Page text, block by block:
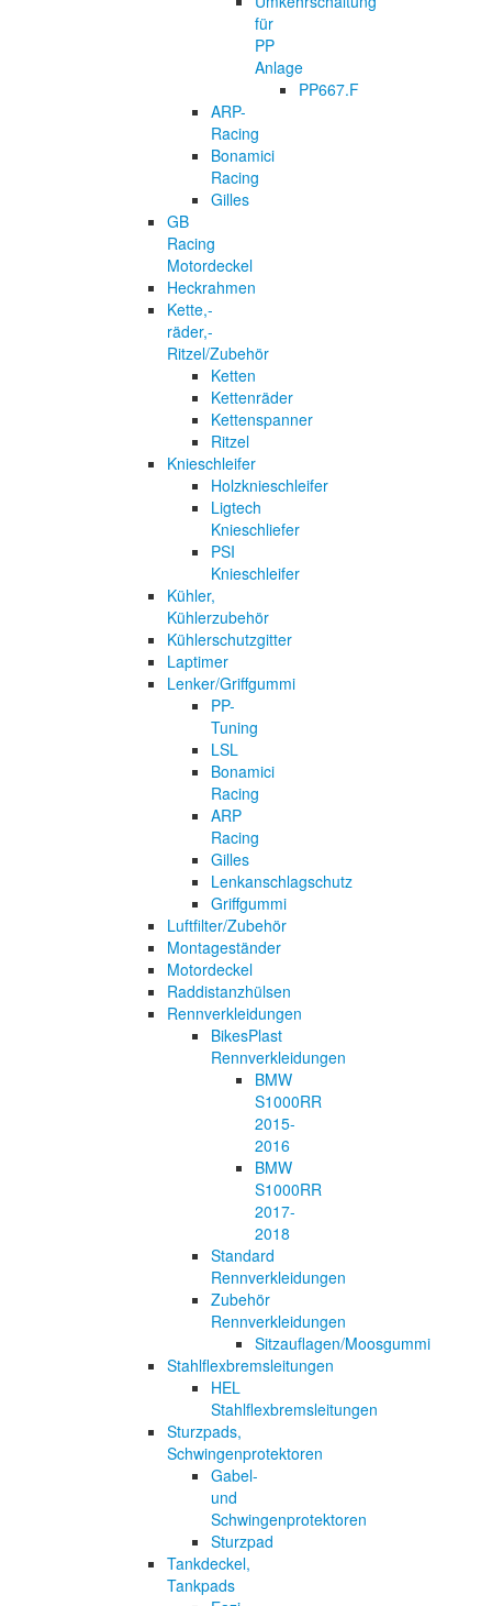
für
PP
Anlage
PP667.F
ARP-
Racing
Bonamici
Racing
Gilles
GB
Racing
Motordeckel
Heckrahmen
Kette,-
räder,-
Ritzel/Zubehör
Ketten
Kettenräder
Kettenspanner
Ritzel
Knieschleifer
Holzknieschleifer
Ligtech
Knieschliefer
PSI
Knieschleifer
Kühler,
Kühlerzubehör
Kühlerschutzgitter
Laptimer
Lenker/Griffgummi
PP-
Tuning
LSL
Bonamici
Racing
ARP
Racing
Gilles
Lenkanschlagschutz
Griffgummi
Luftfilter/Zubehör
Montageständer
Motordeckel
Raddistanzhülsen
Rennverkleidungen
BikesPlast
Rennverkleidungen
BMW
S1000RR
2015-
2016
BMW
S1000RR
2017-
2018
Standard
Rennverkleidungen
Zubehör
Rennverkleidungen
Sitzauflagen/Moosgummi
Stahlflexbremsleitungen
HEL
Stahlflexbremsleitungen
Sturzpads,
Schwingenprotektoren
Gabel-
und
Schwingenprotektoren
Sturzpad
Tankdeckel,
Tankpads